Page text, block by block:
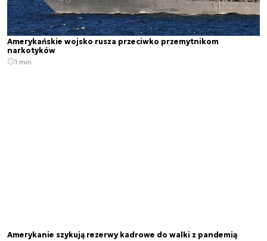
Amerykańskie wojsko rusza przeciwko przemytnikom
narkotyków
1 min.
Amerykanie szykują rezerwy kadrowe do walki z pandemią